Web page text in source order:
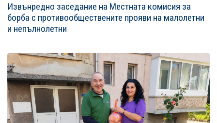
Извънредно заседание на Местната комисия за
борба с противообществените прояви на малолетни
и непълнолетни